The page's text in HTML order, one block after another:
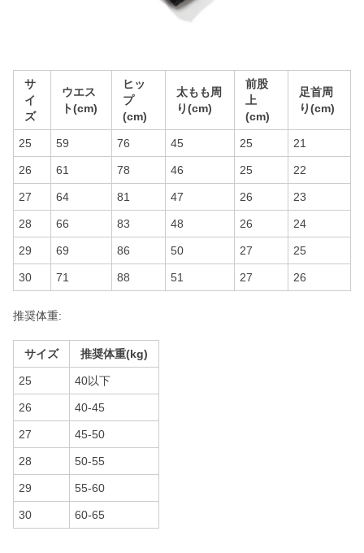
サ
イ
ズ
ウエス
ト(cm)
ヒッ
プ
(cm)
太もも周
り(cm)
前股
上
(cm)
足首周
り(cm)
25 59 76 45 25 21
26 61 78 46 25 22
27 64 81 47 26 23
28 66 83 48 26 24
29 69 86 50 27 25
30 71 88 51 27 26
推奨体重:
サイズ 推奨体重(kg)
25 40以下
26 40-45
27 45-50
28 50-55
29 55-60
30 60-65